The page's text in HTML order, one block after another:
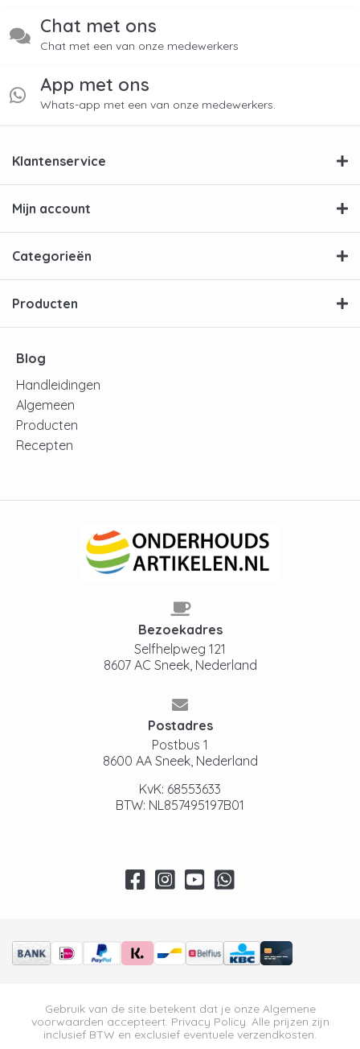
Chat met ons
Chat met een van onze medewerkers
App met ons
Whats-app met een van onze medewerkers.
Klantenservice
Mijn account
Categorieën
Producten
Blog
Handleidingen
Algemeen
Producten
Recepten
Bezoekadres
Selfhelpweg 121
8607 AC Sneek, Nederland
Postadres
Postbus 1
8600 AA Sneek, Nederland
KvK: 68553633
BTW: NL857495197B01
Gebruik van de site betekent dat je onze Algemene
voorwaarden accepteert. Privacy Policy. Alle prijzen zijn
inclusief BTW en exclusief eventuele verzendkosten.